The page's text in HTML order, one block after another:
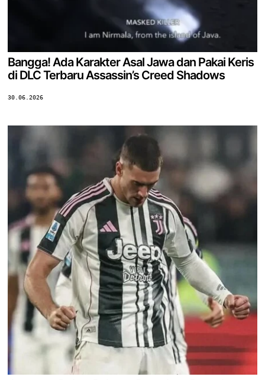
Bangga! Ada Karakter Asal Jawa dan Pakai Keris
di DLC Terbaru Assassin’s Creed Shadows
30.06.2026